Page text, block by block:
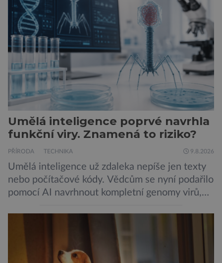
Umělá inteligence poprvé navrhla
funkční viry. Znamená to riziko?
PŘÍRODA TECHNIKA 9.8.2026
Umělá inteligence už zdaleka nepíše jen texty
nebo počítačové kódy. Vědcům se nyní podařilo
pomocí AI navrhnout kompletní genomy virů,
Takový postup není samoúčelný, protože by
otázky biologické bezpečnosti. Výzkumníci ze